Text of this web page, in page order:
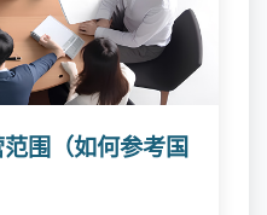
围（如何参考国